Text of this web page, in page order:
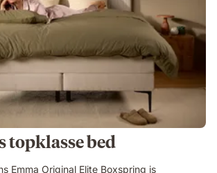
topklasse bed
Emma Original Elite Boxspring is